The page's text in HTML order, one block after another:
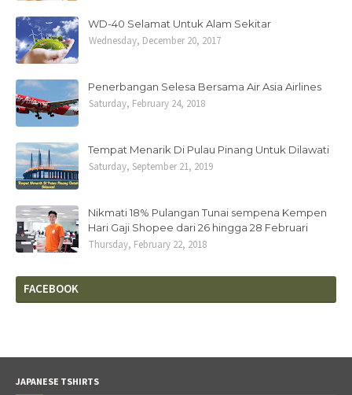
WD-40 Selamat Untuk Alam Sekitar
Wednesday, December 20, 2017
Penerbangan Selesa Bersama Air Asia Airlines
Saturday, February 24, 2018
Tempat Menarik Di Pulau Pinang Untuk Dilawati
Saturday, September 21, 2019
Nikmati 18% Pulangan Tunai sempena Kempen
Hari Gaji Shopee dari 26 hingga 28 Februari
Thursday, February 22, 2018
FACEBOOK
JAPANESE TSHIRTS